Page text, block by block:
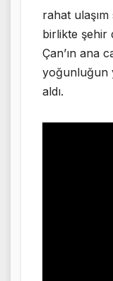
rahat
birlikte şehir
Çan’ın ana
yoğunluğun
aldı.